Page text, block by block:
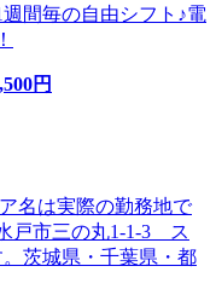
間毎の自由シフト♪電
円
名は実際の勤務地で
戸市三の丸1-1-3 ス
茨城県・千葉県・都